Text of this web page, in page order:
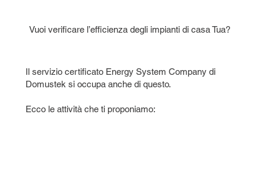
Vuoi verificare l’efficienza degli impianti di casa Tua?
Il servizio certificato Energy System Company di
Domustek si occupa anche di questo.
Ecco le attività che ti proponiamo: